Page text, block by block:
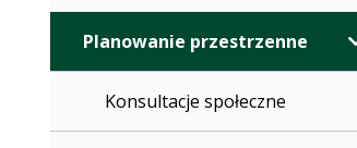
Planowanie przestrzenne
Konsultacje społeczne